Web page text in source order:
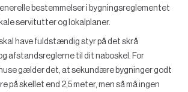
bestemmelser i bygningsreglementet
servitutter og lokalplaner.
have fuldstændig styr på det skrå
afstandsreglerne til dit naboskel. For
gælder det, at sekundære bygninger godt
på skellet end 2,5 meter, men så må ingen